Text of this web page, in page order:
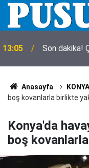
13:05 Son dakika!
Anasayfa KONYA
boş kovanlarla birlikte
Konya'da
boş